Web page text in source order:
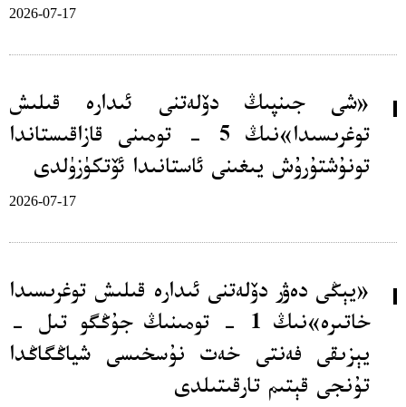
2026-07-17
«شى جىنپىڭ دۆلەتنى ئىدارە قىلىش
توغرىسىدا»نىڭ 5 - تومىنى قازاقىستاندا
تونۇشتۇرۇش يىغىنى ئاستانىدا ئۆتكۈزۈلدى
2026-07-17
«يېڭى دەۋر دۆلەتنى ئىدارە قىلىش توغرىسىدا
خاتىرە»نىڭ 1 - تومىنىڭ جۇڭگو تىل -
يېزىقى فەنتى خەت نۇسخىسى شياڭگاڭدا
تۇنجى قېتىم تارقىتىلدى